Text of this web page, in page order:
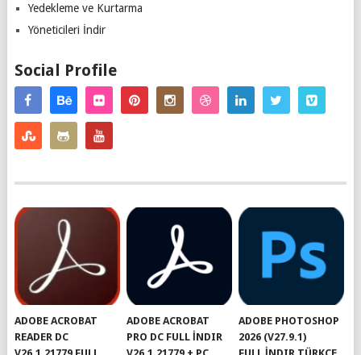
Yedekleme ve Kurtarma
Yöneticileri İndir
Social Profile
ADOBE ACROBAT
READER DC
ADOBE ACROBAT
PRO DC FULL İNDIR
ADOBE PHOTOSHOP
2026 (V27.9.1)